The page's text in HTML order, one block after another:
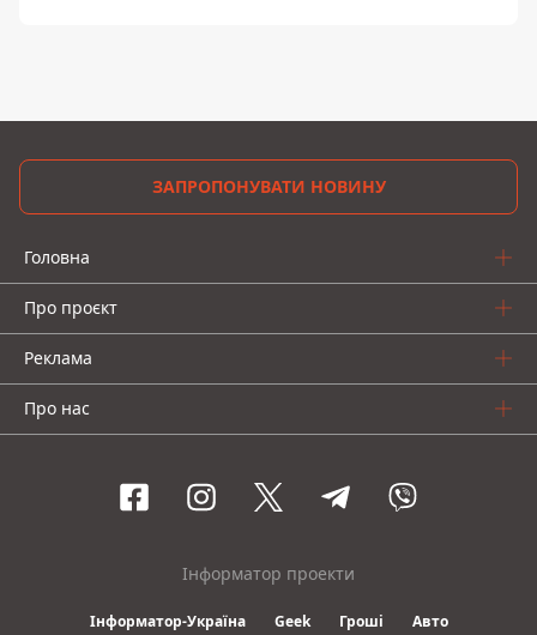
ЗАПРОПОНУВАТИ НОВИНУ
Головна
Про проєкт
Реклама
Про нас
Інформатор проекти
Інформатор-Україна Geek Гроші Авто